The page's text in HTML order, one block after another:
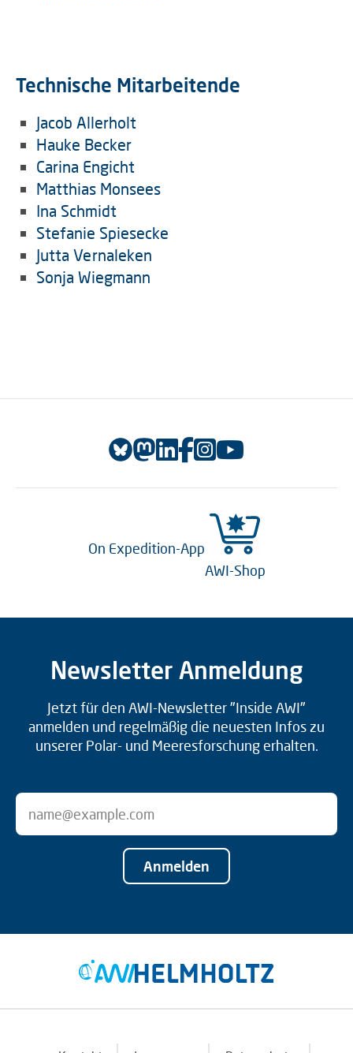
Technische Mitarbeitende
Jacob Allerholt
Hauke Becker
Carina Engicht
Matthias Monsees
Ina Schmidt
Stefanie Spiesecke
Jutta Vernaleken
Sonja Wiegmann
On Expedition-App
AWI-Shop
Newsletter Anmeldung
Jetzt für den AWI-Newsletter "Inside AWI"
anmelden und regelmäßig die neuesten Infos zu
unserer Polar- und Meeresforschung erhalten.
Anmelden